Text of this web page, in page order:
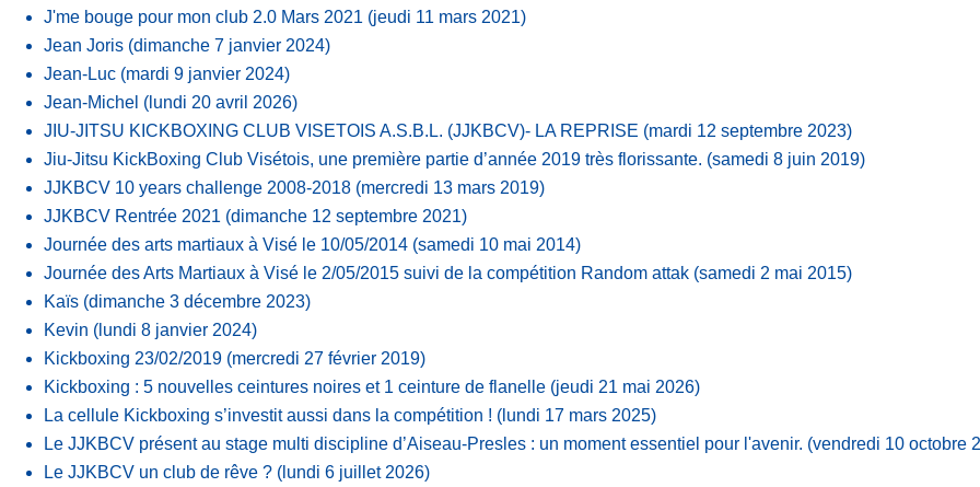
J'me bouge pour mon club 2.0 Mars 2021 (jeudi 11 mars 2021)
Jean Joris (dimanche 7 janvier 2024)
Jean-Luc (mardi 9 janvier 2024)
Jean-Michel (lundi 20 avril 2026)
JIU-JITSU KICKBOXING CLUB VISETOIS A.S.B.L. (JJKBCV)- LA REPRISE (mardi 12 septembre 2023)
Jiu-Jitsu KickBoxing Club Visétois, une première partie d’année 2019 très florissante. (samedi 8 juin 2019)
JJKBCV 10 years challenge 2008-2018 (mercredi 13 mars 2019)
JJKBCV Rentrée 2021 (dimanche 12 septembre 2021)
Journée des arts martiaux à Visé le 10/05/2014 (samedi 10 mai 2014)
Journée des Arts Martiaux à Visé le 2/05/2015 suivi de la compétition Random attak (samedi 2 mai 2015)
Kaïs (dimanche 3 décembre 2023)
Kevin (lundi 8 janvier 2024)
Kickboxing 23/02/2019 (mercredi 27 février 2019)
Kickboxing : 5 nouvelles ceintures noires et 1 ceinture de flanelle (jeudi 21 mai 2026)
La cellule Kickboxing s’investit aussi dans la compétition ! (lundi 17 mars 2025)
Le JJKBCV présent au stage multi discipline d’Aiseau-Presles : un moment essentiel pour l'avenir. (vendredi 10 octobre
Le JJKBCV un club de rêve ? (lundi 6 juillet 2026)